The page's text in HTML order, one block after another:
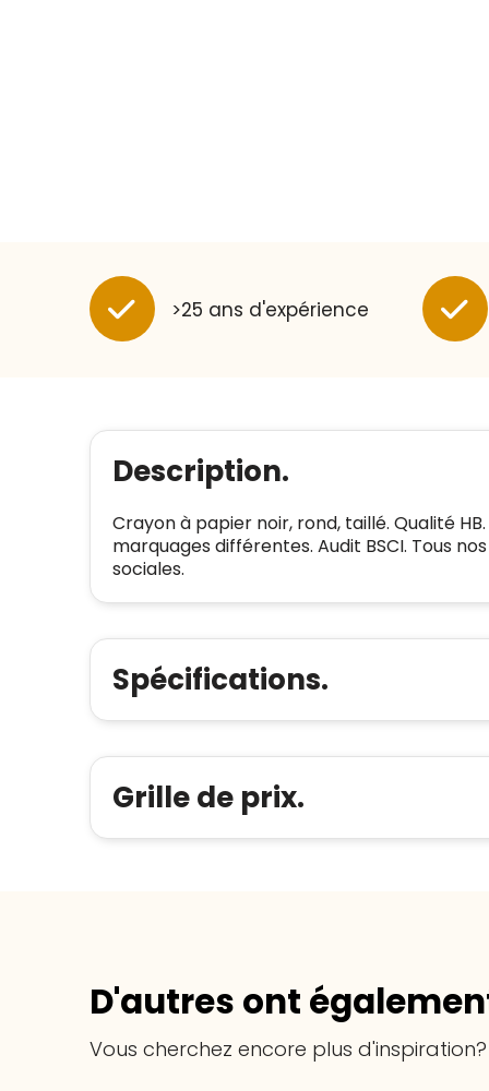
>25 ans d'expérience
Description.
Crayon à papier noir, rond, taillé. Qualité
marquages différentes. Audit BSCI. Tous
sociales.
Spécifications.
Grille de prix.
D'autres ont
Vous cherchez encore plus